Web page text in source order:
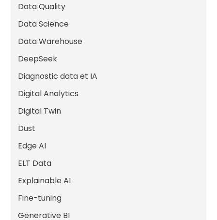
Data Quality
Data Science
Data Warehouse
DeepSeek
Diagnostic data et IA
Digital Analytics
Digital Twin
Dust
Edge AI
ELT Data
Explainable AI
Fine-tuning
Generative BI